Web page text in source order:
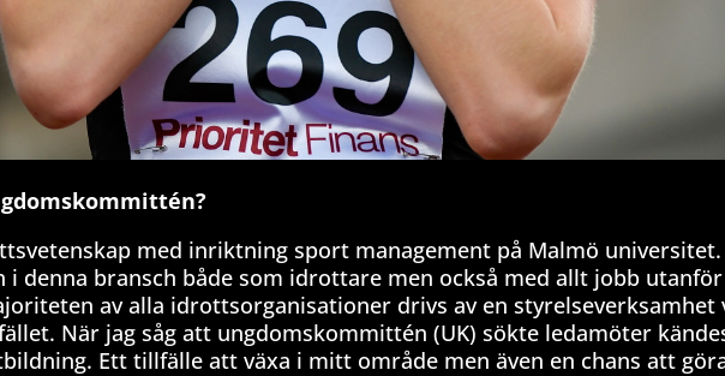
med inriktning sport management på Malmö universitet.
denna bransch både som idrottare men också med allt jobb utanför
av alla idrottsorganisationer drivs av en styrelseverksamhet
När jag såg att ungdomskommittén (UK) sökte ledamöter
Ett tillfälle att växa i mitt område men även en chans att